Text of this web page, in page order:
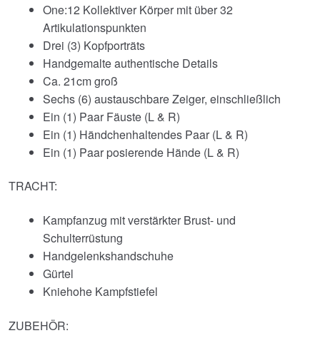
One:12 Kollektiver Körper mit über 32
Artikulationspunkten
Drei (3) Kopfporträts
Handgemalte authentische Details
Ca. 21cm groß
Sechs (6) austauschbare Zeiger, einschließlich
Ein (1) Paar Fäuste (L & R)
Ein (1) Händchenhaltendes Paar (L & R)
Ein (1) Paar posierende Hände (L & R)
TRACHT:
Kampfanzug mit verstärkter Brust- und
Schulterrüstung
Handgelenkshandschuhe
Gürtel
Kniehohe Kampfstiefel
ZUBEHÖR: